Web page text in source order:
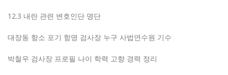
12.3 내란 관련 변호인단 명단
대장동 항소 포기 항명 검사장 누구 사법연수원 기수
박철우 검사장 프로필 나이 학력 고향 경력 정리